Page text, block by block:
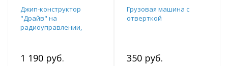
Джип-конструктор
"Драйв" на
радиоуправлении,
1 190 руб.
Грузовая машина с
отверткой
350 руб.